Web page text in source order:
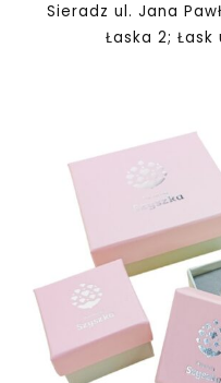
Sieradz ul. Jana
Łaska 2; Łask